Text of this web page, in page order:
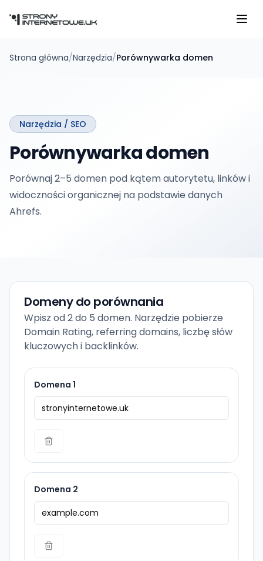
Strona główna/Narzędzia/Porównywarka domen
Narzędzia / SEO
Porównywarka domen
Porównaj 2–5 domen pod kątem autorytetu, linków i
widoczności organicznej na podstawie danych
Ahrefs.
Domeny do porównania
Wpisz od 2 do 5 domen. Narzędzie pobierze
Domain Rating, referring domains, liczbę słów
kluczowych i backlinków.
Domena 1
Domena 2